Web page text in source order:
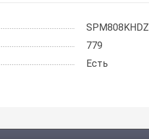
SPM808KHDZ
779
Есть